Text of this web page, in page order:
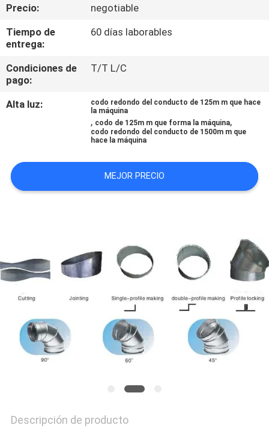
FÁBRICA
CONTROL
DE
CALIDAD
NOSOTROS
SOLICITAR
UNA CITA
DEL
SITIO
Precio:
negotiable
Tiempo de
entrega:
60 días laborables
Condiciones de
pago:
T/T L/C
Alta luz:
codo redondo del conducto de 125m m que hace
la máquina
, codo de 125m m que forma la máquina,
codo redondo del conducto de 1500m m que
hace la máquina
MEJOR PRECIO
Descripción de producto